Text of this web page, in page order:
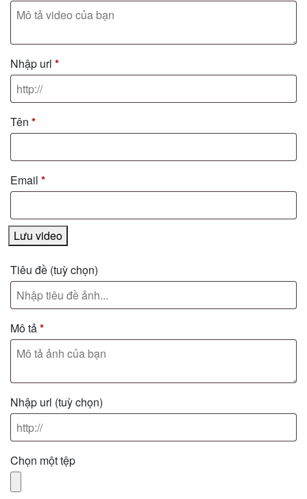
Nhập url *
Tên *
Email *
Lưu video
Tiêu đề (tuỳ chọn)
Mô tả*
Nhập url (tuỳ chọn)
Chọn một tệp